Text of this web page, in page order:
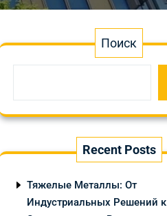
Поиск
Recent Posts
Тяжелые Металлы: От
Индустриальных Решений к